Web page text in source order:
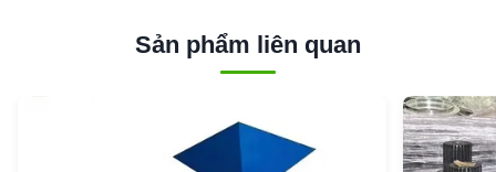
Sản phẩm liên quan